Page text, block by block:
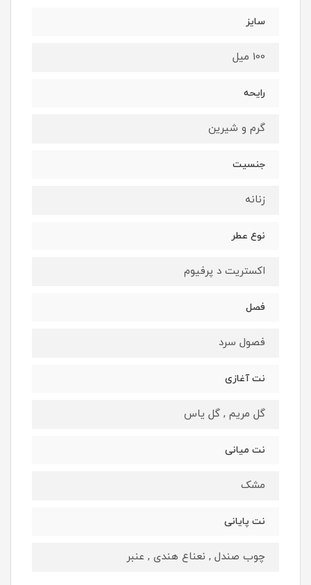
سایز
100 میل
رایحه
گرم و شیرین
جنسیت
زنانه
نوع عطر
اکستریت د پرفیوم
فصل
فصول سرد
نت آغازی
گل مریم , گل یاس
نت میانی
مشک
نت پایانی
چوب صندل , نعناع هندی , عنبر